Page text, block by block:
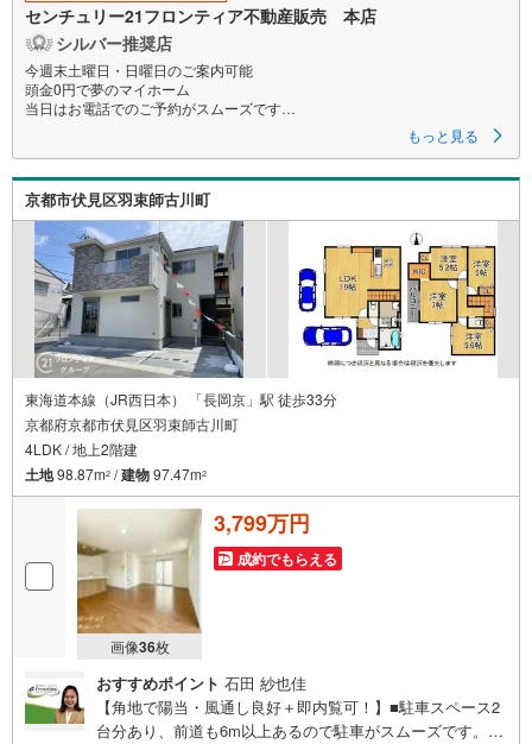
センチュリー21フロンティア不動産販売 本店
シルバー推奨店
今週末土曜日・日曜日のご案内可能
頭金0円で夢のマイホーム
当日はお電話でのご予約がスムーズです
立地
・おおさか東線「城北公園通駅」歩12分（960m）
・大阪メトロ谷町線「千林大宮駅」歩16分（1240m）
・生江小学校徒歩7分（511m）
・大宮中学校徒歩9分（661m）
特徴
・住宅性能評価5分野7項目で最も高い等級取得を標準化！最長35年の定期
点検・長期保証で安心
・車庫付/LDK17帖以上/ウォークインクローゼット付/2路線利用可
弊社が選ばれる理由
1.お金の扱い方のプロ、ファイナンシャルプランナーが資金計画をサポー
ト！
2.買い替えなどにも対応できる売却専門チームあり！
3.たくさんの銀行と繋がりがあるため、最も低金利になるように審査が可
能！
4.物件のお引渡し後に必要になったお家のリフォームも弊社のリフォームプ
ランナーがご提案！
5.定期的にご連絡を繋ぎ、有事の際に迅速にサポートいたします
もっと見る
京都市伏見区羽束師古川町
東海道本線（JR西日本） 「長岡京」駅 徒歩33分
京都府京都市伏見区羽束師古川町
4LDK / 地上2階建
土地98.87m2 /建物97.47m2
画像36枚
3,799万円
成約でもらえる
おすすめポイント 石田 紗也佳
【角地で陽当・風通し良好＋即内覧可！】■駐車スペース2
台分あり、前道も6m以上あるので駐車がスムーズです。■